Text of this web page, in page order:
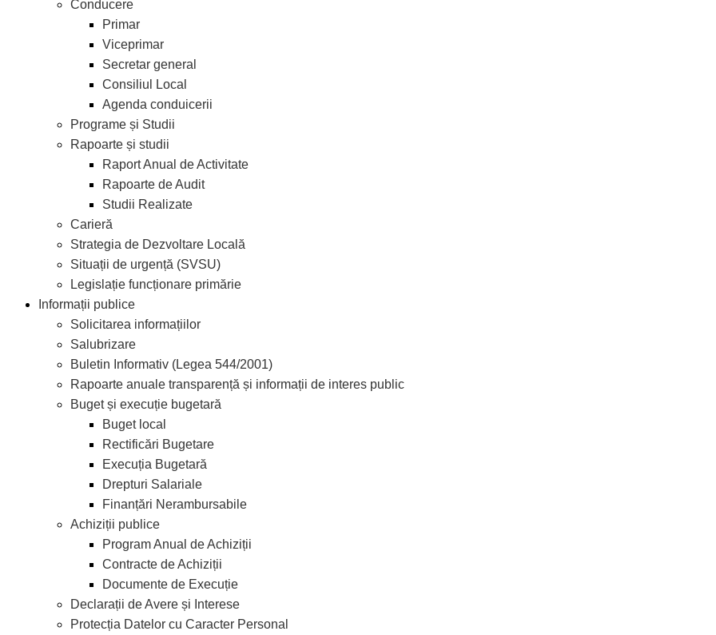
Conducere
Primar
Viceprimar
Secretar general
Consiliul Local
Agenda conduicerii
Programe și Studii
Rapoarte și studii
Raport Anual de Activitate
Rapoarte de Audit
Studii Realizate
Carieră
Strategia de Dezvoltare Locală
Situații de urgență (SVSU)
Legislație funcționare primărie
Informații publice
Solicitarea informațiilor
Salubrizare
Buletin Informativ (Legea 544/2001)
Rapoarte anuale transparență și informații de interes public
Buget și execuție bugetară
Buget local
Rectificări Bugetare
Execuția Bugetară
Drepturi Salariale
Finanțări Nerambursabile
Achiziții publice
Program Anual de Achiziții
Contracte de Achiziții
Documente de Execuție
Declarații de Avere și Interese
Protecția Datelor cu Caracter Personal